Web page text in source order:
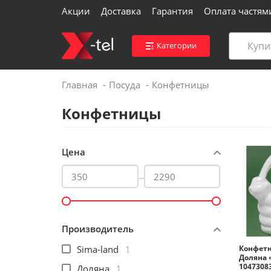
Акции Доставка Гарантия Оплата
Категории
Главная Посуда Конфетницы
Конфетницы
Цена
Производитель
Sima-land
1
Доляна 1
Доляна
Войти
Контакты магазинов
Каталог
Акции
Доставка